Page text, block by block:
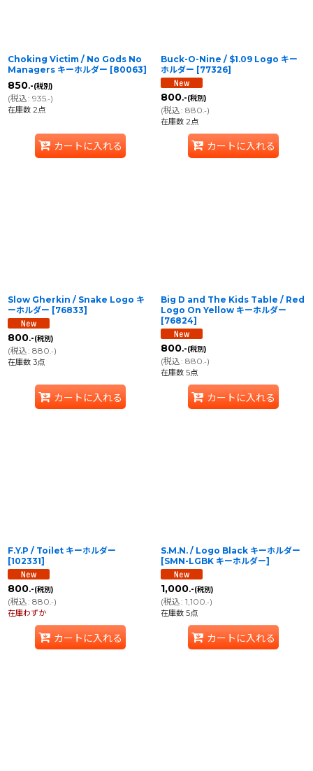
Choking Victim / No Gods No
Managers キーホルダー [80063]
850.-(税別)
(税込: 935.-)
在庫数 2点
カートに入れる
Buck-O-Nine / $1.09 Logo キー
ホルダー [77326]
800.-(税別)
(税込: 880.-)
在庫数 2点
カートに入れる
Slow Gherkin / Snake Logo キ
ーホルダー [76833]
800.-(税別)
(税込: 880.-)
在庫数 3点
カートに入れる
Big D and The Kids Table / Red
Logo On Yellow キーホルダー
[76824]
800.-(税別)
(税込: 880.-)
在庫数 5点
カートに入れる
F.Y.P / Toilet キーホルダー
[102331]
800.-(税別)
(税込: 880.-)
在庫わずか
カートに入れる
S.M.N. / Logo Black キーホルダー
[SMN-LGBK キーホルダー]
1,000.-(税別)
(税込: 1,100.-)
在庫数 5点
カートに入れる